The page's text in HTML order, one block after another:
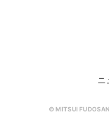
ニ
© MITSUI